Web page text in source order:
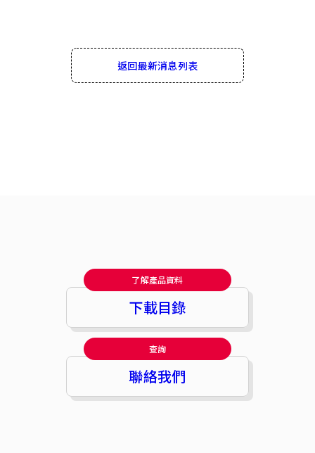
返回最新消息列表
了解產品資料
下載目錄
查詢
聯絡我們